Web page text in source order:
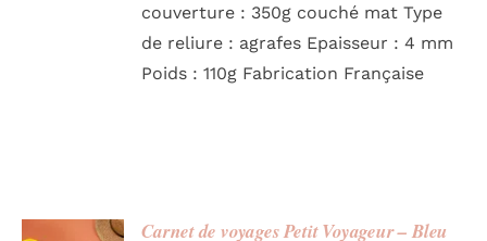
couverture : 350g couché mat Type
de reliure : agrafes Epaisseur : 4 mm
Poids : 110g Fabrication Française
Carnet de voyages Petit Voyageur – Bleu